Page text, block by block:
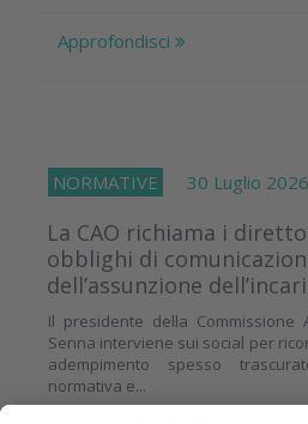
Approfondisci
NORMATIVE 30 Luglio 2026
La CAO richiama i
obblighi di
dell’assunzione
Il presidente della Commissione
Senna interviene sui social per
adempimento spesso
normativa e...